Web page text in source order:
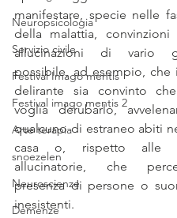
Neuropsicologia
Servizio civile
Festival Imago mentis
Festival imago mentis 2
Arte terapia
snoezelen
Neuroscienze
Demenze
manifestare, specie nelle
della malattia,
allucinazioni di vario
possibile, ad esempio, che
delirante sia convinto
voglia derubarlo,
qualcuno di estraneo abiti
casa o, rispetto alle
allucinatorie, che
presenza di persone o
inesistenti.